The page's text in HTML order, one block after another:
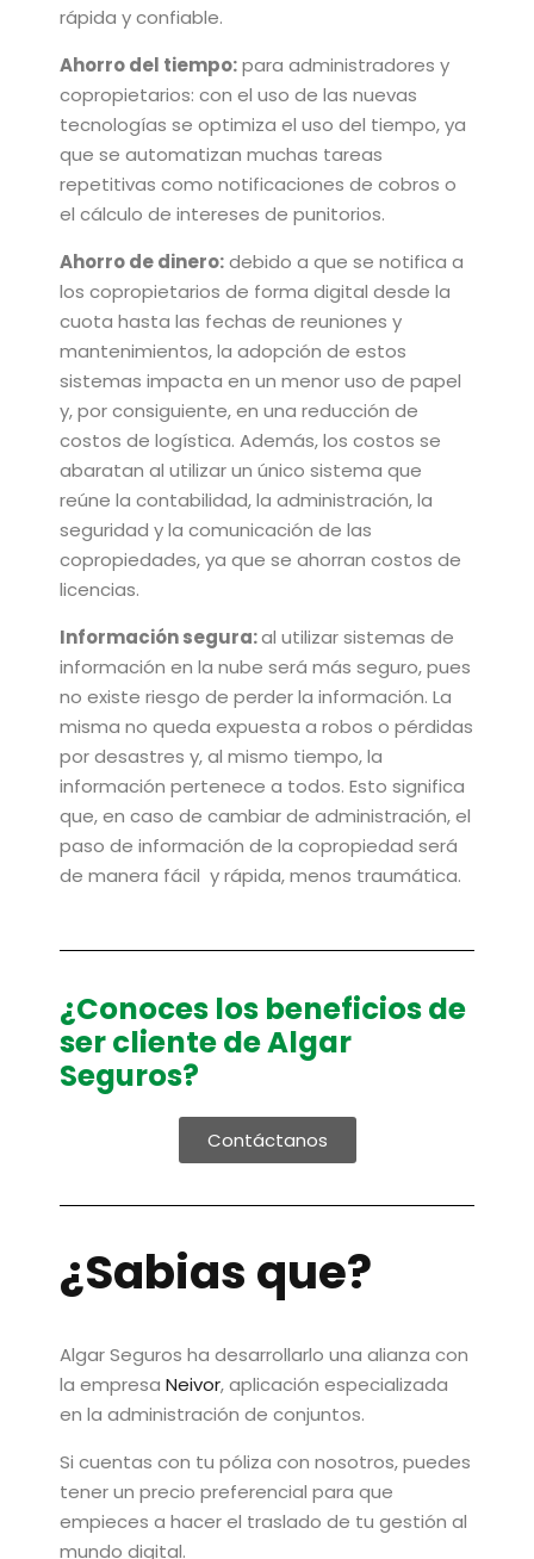
rápida y confiable.
Ahorro del tiempo:para administradores y
copropietarios: con el uso de las nuevas
tecnologías se optimiza el uso del tiempo, ya
que se automatizan muchas tareas
repetitivas como notificaciones de cobros o
el cálculo de intereses de punitorios.
Ahorro de dinero:debido a que se notifica a
los copropietarios de forma digital desde la
cuota hasta las fechas de reuniones y
mantenimientos, la adopción de estos
sistemas impacta en un menor uso de papel
y, por consiguiente, en una reducción de
costos de logística. Además, los costos se
abaratan al utilizar un único sistema que
reúne la contabilidad, la administración, la
seguridad y la comunicación de las
copropiedades, ya que se ahorran costos de
licencias.
Información segura:al utilizar sistemas de
información en la nube será más seguro, pues
no existe riesgo de perder la información. La
misma no queda expuesta a robos o pérdidas
por desastres y, al mismo tiempo, la
información pertenece a todos. Esto significa
que, en caso de cambiar de administración, el
paso de información de la copropiedad será
de manera fácil y rápida, menos traumática.
¿Conoces los beneficios de
ser cliente de Algar
Seguros?
Contáctanos
¿Sabias que?
Algar Seguros ha desarrollarlo una alianza con
la empresa Neivor, aplicación especializada
en la administración de conjuntos.
Si cuentas con tu póliza con nosotros, puedes
tener un precio preferencial para que
empieces a hacer el traslado de tu gestión al
mundo digital.